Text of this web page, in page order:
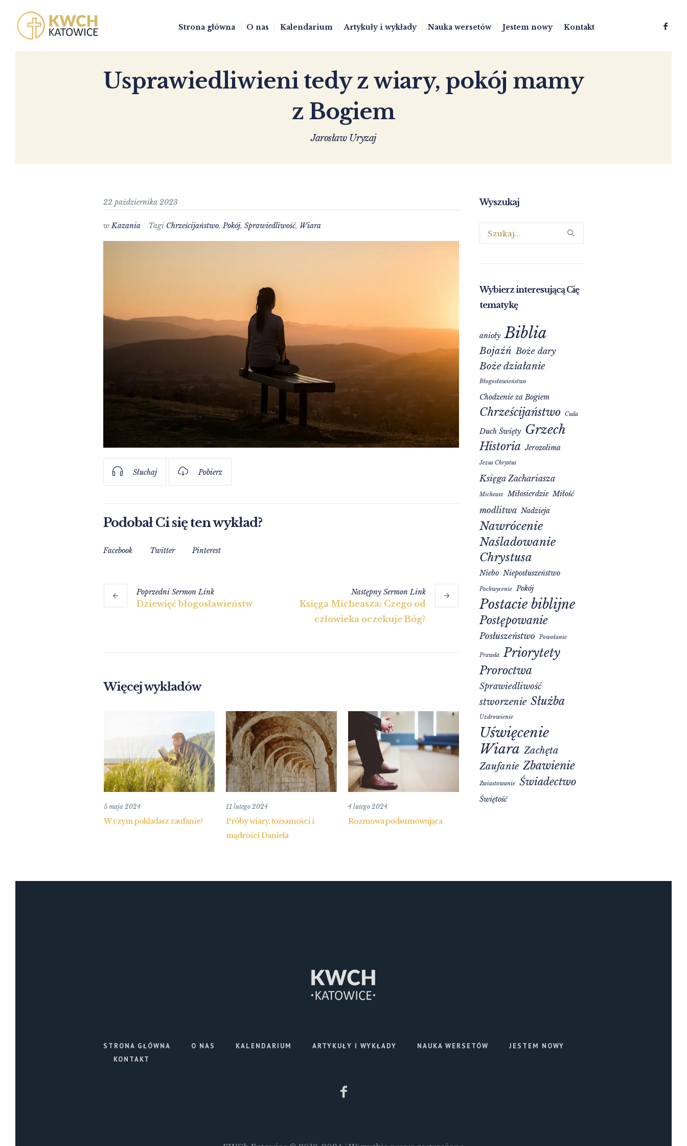
Strona główna O nas Kalendarium Artykuły i wykłady Nauka wersetów Jestem nowy Kontakt
Usprawiedliwieni tedy z wiary, pokój mamy
z Bogiem
Jarosław Uryzaj
22 października 2023
wKazania Tagi Chrześcijaństwo,Pokój, Sprawiedliwość, Wiara
Słuchaj Pobierz
Podobał Ci się ten wykład?
Facebook Twitter Pinterest
Poprzedni SermonLink
Dziewięć błogosławieństw
NastępnySermonLink
Księga Micheasza: Czego od
człowieka oczekuje Bóg?
Więcej wykładów
5 maja 2024
W czym pokładasz zaufanie?
11 lutego 2024
Próby wiary, tożsamości i
mądrości Daniela
4 lutego 2024
Rozmowa podsumowująca
Wyszukaj
Wybierz interesującą Cię
tematykę
anioły Biblia
Bojaźń Boże dary
Boże działanie
Błogosławieństwo
Chodzenie za Bogiem
Chrześcijaństwo Cuda
Duch Święty Grzech
Historia Jerozolima
Jezus Chrystus
Księga Zachariasza
Micheasz Miłosierdzie Miłość
modlitwa Nadzieja
Nawrócenie
Naśladowanie
Chrystusa
Niebo Nieposłuszeństwo
Pochwycenie Pokój
Postacie biblijne
Postępowanie
Posłuszeństwo Powołanie
Prawda Priorytety
Proroctwa
Sprawiedliwość
stworzenie Służba
Uzdrowienie
Uświęcenie
Wiara Zachęta
Zaufanie Zbawienie
Zwiastowanie Świadectwo
Świętość
STRONA GŁÓWNA O NAS KALENDARIUM ARTYKUŁY I WYKŁADY NAUKA WERSETÓW
JESTEM NOWY
KONTAKT